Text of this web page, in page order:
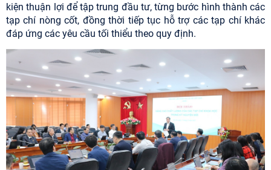
kiện thuận lợi để tập trung đầu tư, từng bước hình thành các
tạp chí nòng cốt, đồng thời tiếp tục hỗ trợ các tạp chí khác
đáp ứng các yêu cầu tối thiểu theo quy định.